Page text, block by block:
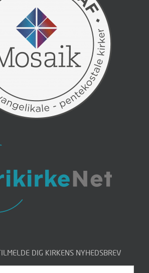
DIG KIRKENS NYHEDSBREV